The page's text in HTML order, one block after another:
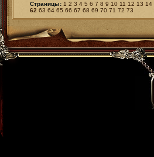
Страницы: 1 2 3 4 5 6 7 8 9 10 11 12 13 14
62 63 64 65 66 67 68 69 70 71 72 73